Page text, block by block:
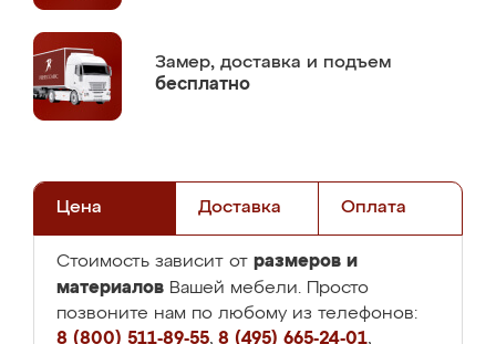
Замер, доставка и подъем
бесплатно
Цена Доставка Оплата
Стоимость зависит от размеров и
материалов Вашей мебели. Просто
позвоните нам по любому из телефонов:
8 (800) 511-89-55, 8 (495) 665-24-01,